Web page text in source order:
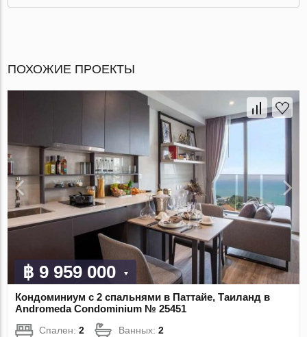
ПОХОЖИЕ ПРОЕКТЫ
฿ 9 959 000
Кондоминиум с 2 спальнями в Паттайе, Таиланд в
Andromeda Condominium № 25451
Спален:2 Ванных:2